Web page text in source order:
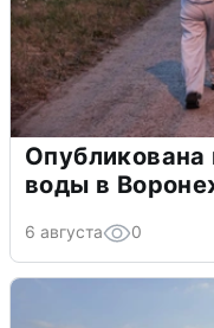
Опубликована
воды в
6 августа 0